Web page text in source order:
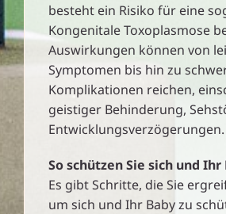
besteht ein Risiko für eine
Kongenitale Toxoplasmose
Auswirkungen können von
Symptomen bis hin zu
Komplikationen reichen,
geistiger Behinderung,
Entwicklungsverzögerungen.
So schützen Sie sich und Ihr
Es gibt Schritte, die Sie
um sich und Ihr Baby zu